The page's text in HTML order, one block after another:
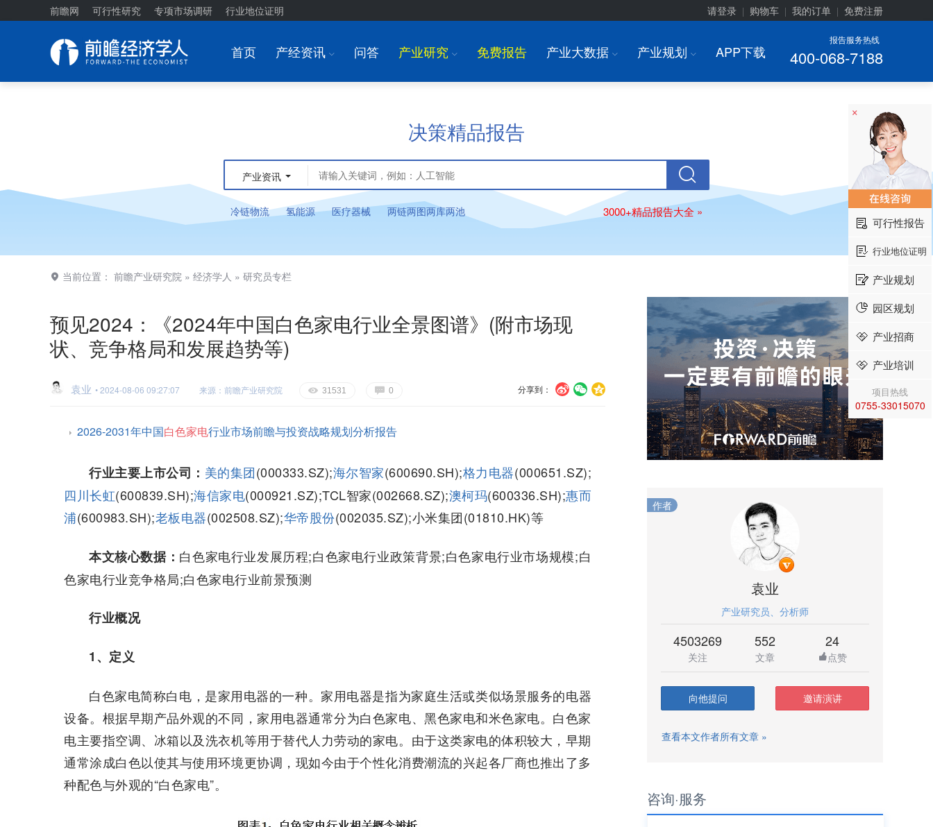
前瞻网 可行性研究 专项市场调研 行业地位证明 请登录 购物车 我的订单 免费注册
报告服务热线
400-068-7188
首页 产经资讯 I 问答 产业研究 I 免费报告 产业大数据 I 产业规划 I APP下载
决策精品报告
产业资讯
冷链物流 氢能源 医疗器械 两链两图两库两池 3000+精品报告大全 »
当前位置： 前瞻产业研究院 » 经济学人 » 研究员专栏
预见2024：《2024年中国白色家电行业全景图谱》(附市场现
状、竞争格局和发展趋势等)
U V c
分享到：
袁业 • 2024-08-06 09:27:07 来源：前瞻产业研究院 E 31531 G 0
2026-2031年中国白色家电行业市场前瞻与投资战略规划分析报告
行业主要上市公司： 美的集团(000333.SZ);海尔智家(600690.SH);格力电器(000651.SZ);
四川长虹(600839.SH);海信家电(000921.SZ);TCL智家(002668.SZ);澳柯玛(600336.SH);惠而
浦(600983.SH);老板电器(002508.SZ);华帝股份(002035.SZ);小米集团(01810.HK)等
本文核心数据： 白色家电行业发展历程;白色家电行业政策背景;白色家电行业市场规模;白
色家电行业竞争格局;白色家电行业前景预测
行业概况
1、定义
白色家电简称白电，是家用电器的一种。家用电器是指为家庭生活或类似场景服务的电器
设备。根据早期产品外观的不同，家用电器通常分为白色家电、黑色家电和米色家电。白色家
电主要指空调、冰箱以及洗衣机等用于替代人力劳动的家电。由于这类家电的体积较大，早期
通常涂成白色以使其与使用环境更协调，现如今由于个性化消费潮流的兴起各厂商也推出了多
种配色与外观的“白色家电”。
作者
袁业
产业研究员、分析师
4503269
关注
552
文章
24
点赞
向他提问 邀请演讲
查看本文作者所有文章 »
咨询·服务
×
可行性报告
行业地位证明
产业规划
园区规划
产业招商
产业培训
项目热线
0755-33015070